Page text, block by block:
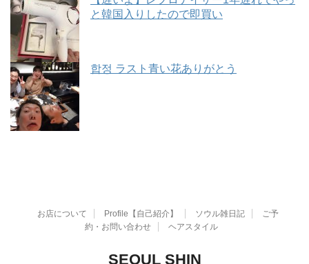
と韓国入りしたので即買い
합정 ラスト青い花ありがとう
お店について Profile【自己紹介】 ソウル雑日記
ご予
約・お問い合わせ
ヘアスタイル
SEOUL SHIN